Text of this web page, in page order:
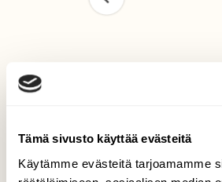
Tämä sivusto käyttää evästeitä
Käytämme evästeitä tarjoamamme
Ujo
hämähäkkejä
ojapientareella